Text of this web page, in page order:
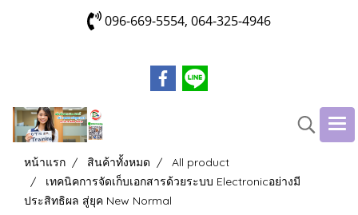
096-669-5554, 064-325-4946
หน้าแรก สินค้าทั้งหมด
All product
เทคนิคการจัดเก็บเอกสารด้วยระบบ Electronicอย่างมี
ประสิทธิผล สู่ยุค New Normal